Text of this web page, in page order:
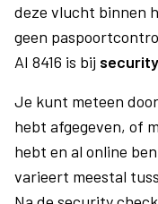
deze vlucht binnen
geen
AI 8416 is bij
Je kunt meteen
hebt afgegeven, of
hebt en al online
varieert meestal